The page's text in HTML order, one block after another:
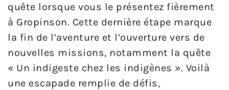
quête lorsque vous le présentez fièrement
à Gropinson. Cette dernière étape marque
la fin de l’aventure et l’ouverture vers de
nouvelles missions, notamment la quête
« Un indigeste chez les indigènes ». Voilà
une escapade remplie de défis,